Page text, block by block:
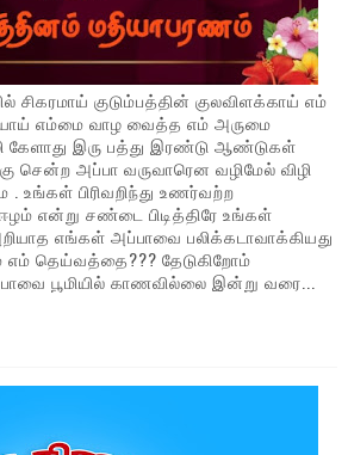
சிகரமாய் குடும்பத்தின் குலவிளக்காய் எம்
எம்மை வாழ வைத்த எம் அருமை
கேளாது இரு பத்து இரண்டு ஆண்டுகள்
அப்பா வருவாரென வழிமேல் விழி
. உங்கள் பிரிவறிந்து உணர்வற்ற
என்று சண்டை பிடித்திரே உங்கள்
எங்கள் அப்பாவை பலிக்கடாவாக்கியது
தெய்வத்தை??? தேடுகிறோம்
பூமியில் காணவில்லை இன்று வரை...